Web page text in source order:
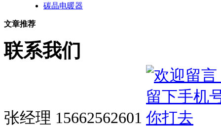
碳晶电暖器
文章推荐
联系我们
张经理 15662562601